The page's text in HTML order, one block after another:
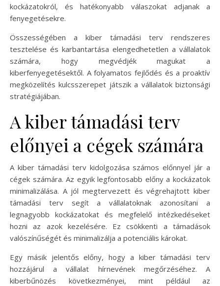
kockázatokról, és hatékonyabb válaszokat adjanak a
fenyegetésekre.
Összességében a kiber támadási terv rendszeres
tesztelése és karbantartása elengedhetetlen a vállalatok
számára, hogy megvédjék magukat a
kiberfenyegetésektől. A folyamatos fejlődés és a proaktív
megközelítés kulcsszerepet játszik a vállalatok biztonsági
stratégiájában.
A kiber támadási terv
előnyei a cégek számára
A kiber támadási terv kidolgozása számos előnnyel jár a
cégek számára. Az egyik legfontosabb előny a kockázatok
minimalizálása. A jól megtervezett és végrehajtott kiber
támadási terv segít a vállalatoknak azonosítani a
legnagyobb kockázatokat és megfelelő intézkedéseket
hozni az azok kezelésére. Ez csökkenti a támadások
valószínűségét és minimalizálja a potenciális károkat.
Egy másik jelentős előny, hogy a kiber támadási terv
hozzájárul a vállalat hírnevének megőrzéséhez. A
kiberbűnözés következményei, mint például az